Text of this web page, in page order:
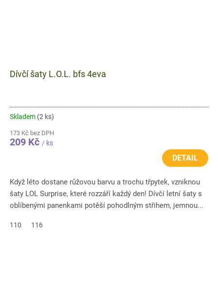
Dívčí šaty L.O.L. bfs 4eva
Skladem (2 ks)
173 Kč bez DPH
209 Kč / ks
DETAIL
Když léto dostane růžovou barvu a trochu třpytek, vzniknou
šaty LOL Surprise, které rozzáří každý den! Dívčí letní šaty s
oblíbenými panenkami potěší pohodlným střihem, jemnou...
110 116